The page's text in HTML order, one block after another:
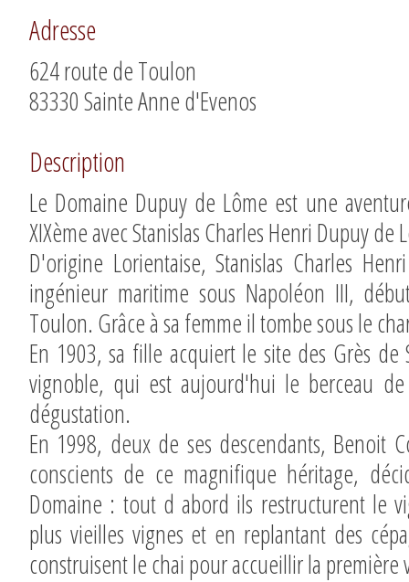
Adresse
624 route de Toulon
83330 Sainte Anne d'Evenos
Description
Le Domaine Dupuy de Lôme est une
XIXème avec Stanislas Charles Henri Dupuy
D'origine Lorientaise, Stanislas Charles
ingénieur maritime sous Napoléon III,
Toulon. Grâce à sa femme il tombe sous le
En 1903, sa fille acquiert le site des Grès
vignoble, qui est aujourd'hui le berceau
dégustation.
En 1998, deux de ses descendants, Benoit
conscients de ce magnifique héritage,
Domaine : tout d abord ils restructurent le
plus vieilles vignes et en replantant des
construisent le chai pour accueillir la